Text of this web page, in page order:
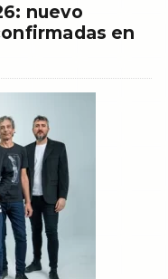
nuevo
en